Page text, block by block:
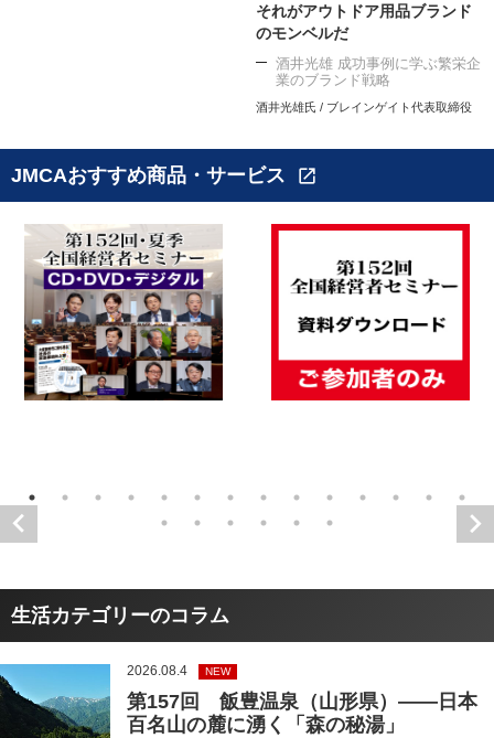
それがアウトドア用品ブランド
のモンベルだ
酒井光雄 成功事例に学ぶ繁栄企
業のブランド戦略
酒井光雄氏 / ブレインゲイト代表取締役
JMCAおすすめ商品・サービス open_in_new
生活カテゴリーのコラム
2026.08.4 NEW
第157回 飯豊温泉（山形県）――日本
百名山の麓に湧く「森の秘湯」